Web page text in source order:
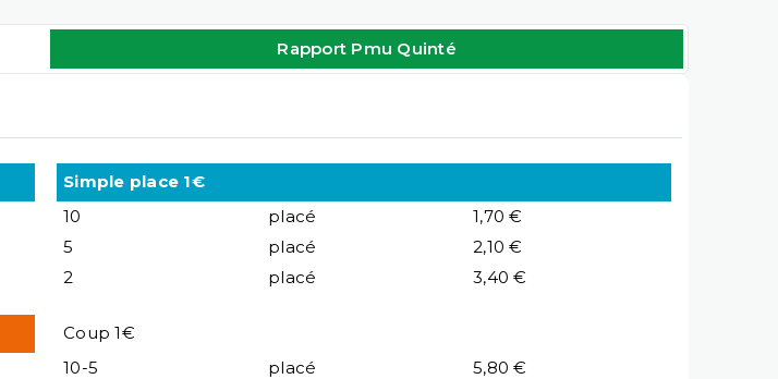
Rapport Pmu Quinté
Simple place 1€
10
placé
1,70 €
5
placé
2,10 €
2
placé 3,40 €
Coup 1€
10-5
placé
5,80 €